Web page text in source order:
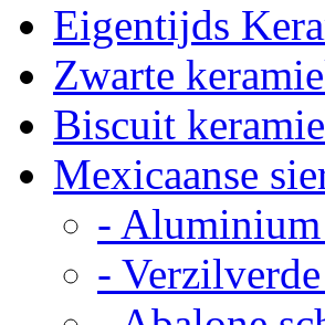
Eigentijds
Zwarte
Biscuit
Mexicaanse
-
-